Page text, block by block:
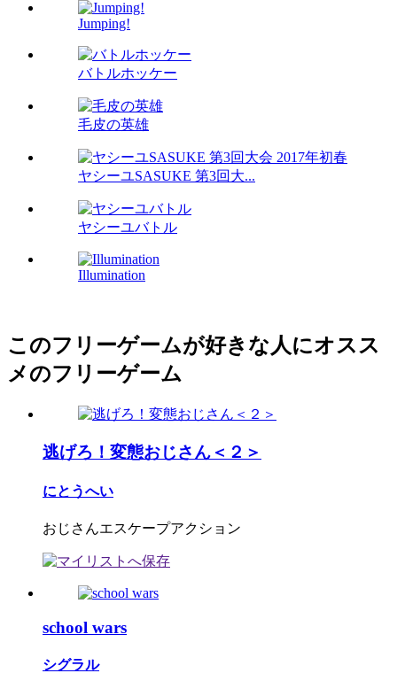
Jumping!
バトルホッケー
毛皮の英雄
ヤシーユSASUKE 第3回大...
ヤシーユバトル
Illumination
このフリーゲームが好きな人にオスス
メのフリーゲーム
逃げろ！変態おじさん＜２＞
にとうへい
おじさんエスケープアクション
school wars
シグラル